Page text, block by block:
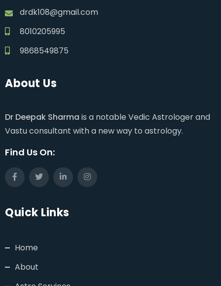
drdk108@gmail.com
8010205995
9868549875
About Us
Dr Deepak Sharma is a notable Vedic Astrologer and
Vastu consultant with a new way to astrology.
Find Us On:
Quick Links
Home
About